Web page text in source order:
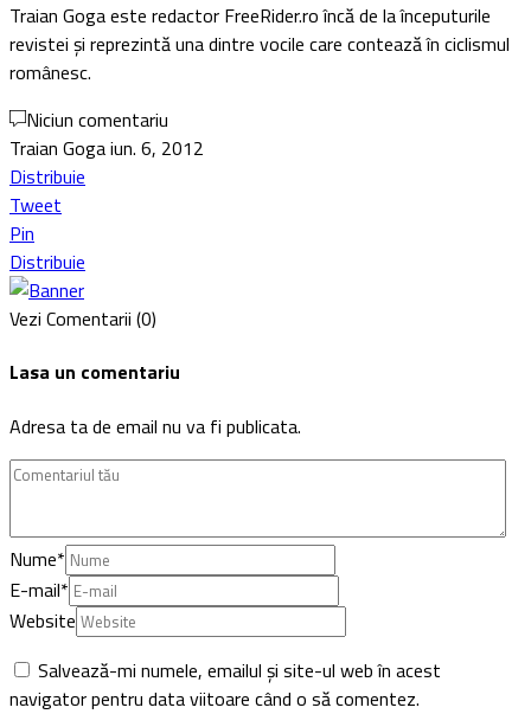
Traian Goga este redactor FreeRider.ro încă de la începuturile
revistei și reprezintă una dintre vocile care contează în ciclismul
românesc.
Niciun comentariu
Traian Gogaiun. 6, 2012
Distribuie
Tweet
Pin
Distribuie
Vezi Comentarii (0)
Lasa un comentariu
Adresa ta de email nu va fi publicata.
Nume*
E-mail*
Website
Salvează-mi numele, emailul și site-ul web în acest
navigator pentru data viitoare când o să comentez.